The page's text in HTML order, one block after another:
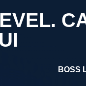
BOSS